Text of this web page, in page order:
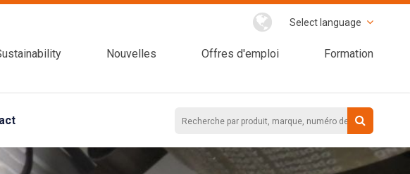
Select language
Nouvelles Offres d'emploi Formation